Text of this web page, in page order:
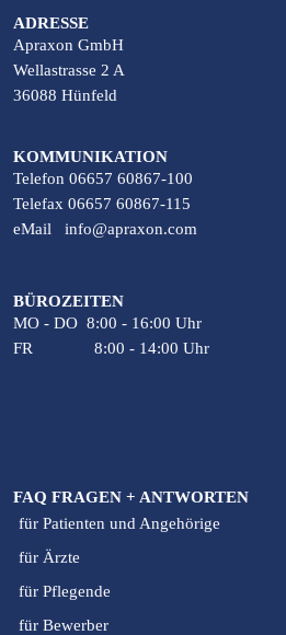
ADRESSE
Apraxon GmbH
Wellastrasse 2 A
36088 Hünfeld
KOMMUNIKATION
Telefon 06657 60867-100
Telefax 06657 60867-115
eMail info@apraxon.com
BÜROZEITEN
MO - DO 8:00 - 16:00 Uhr
FR 8:00 - 14:00 Uhr
FAQ FRAGEN + ANTWORTEN
für Patienten und Angehörige
für Ärzte
für Pflegende
für Bewerber